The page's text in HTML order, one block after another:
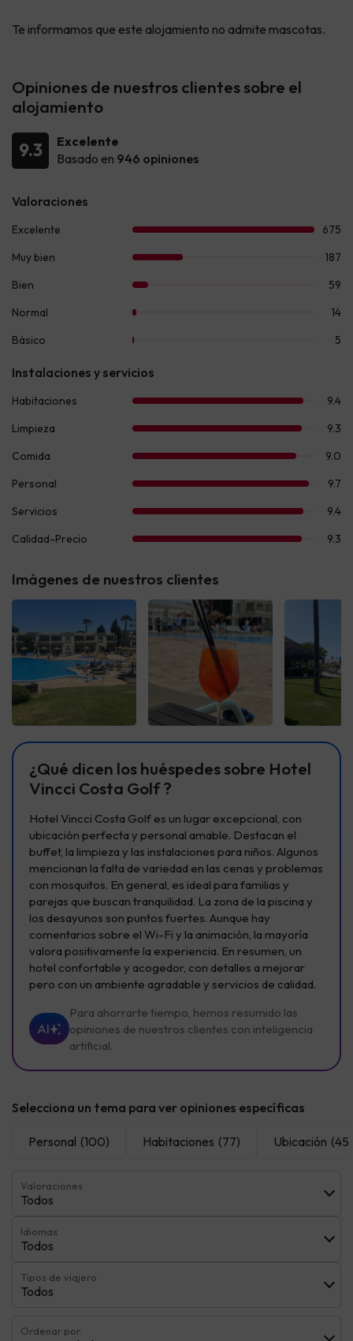
Te informamos que este alojamiento no admite mascotas.
Opiniones de nuestros clientes sobre el
alojamiento
9.3
Excelente
Basado en 946 opiniones
Imágenes de nuestros clientes
¿Qué dicen los huéspedes sobre Hotel
Vincci Costa Golf ?
Hotel Vincci Costa Golf es un lugar excepcional, con
ubicación perfecta y personal amable. Destacan el
buffet, la limpieza y las instalaciones para niños. Algunos
mencionan la falta de variedad en las cenas y problemas
con mosquitos. En general, es ideal para familias y
parejas que buscan tranquilidad. La zona de la piscina y
los desayunos son puntos fuertes. Aunque hay
comentarios sobre el Wi-Fi y la animación, la mayoría
valora positivamente la experiencia. En resumen, un
hotel confortable y acogedor, con detalles a mejorar
pero con un ambiente agradable y servicios de calidad.
AI
Para ahorrarte tiempo, hemos resumido las
opiniones de nuestros clientes con inteligencia
artificial.
Selecciona un tema para ver opiniones específicas
Personal (100) Habitaciones (77) Ubicación (45)
Valoraciones
Todos
Idiomas
Todos
Tipos de viajero
Todos
Ordenar por: